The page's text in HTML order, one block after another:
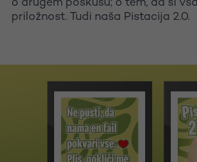
o drugem poskusu; o tem, da si
priložnost. Tudi naša Pistacija 2.0.